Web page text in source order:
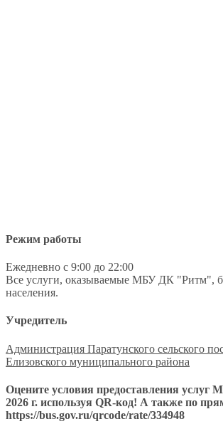
Режим работы
Ежедневно с 9:00 до 22:00
Все услуги, оказываемые МБУ ДК "Ритм",
населения.
Учредитель
Администрация Паратунского сельского
Елизовского муниципального района
Оцените условия предоставления
2026 г. используя QR-код! А также по
https://bus.gov.ru/qrcode/rate/334948